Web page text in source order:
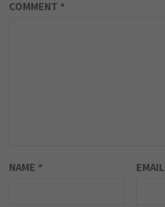
COMMENT *
NAME * EMAIL